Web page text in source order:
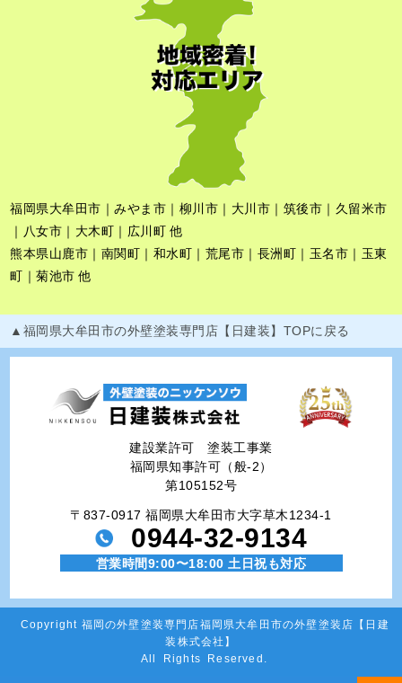
福岡県大牟田市｜みやま市｜柳川市｜大川市｜筑後市｜久留米市
｜八女市｜大木町｜広川町 他
熊本県山鹿市｜南関町｜和水町｜荒尾市｜長洲町｜玉名市｜玉東
町｜菊池市 他
▲福岡県大牟田市の外壁塗装専門店【日建装】TOPに戻る
建設業許可 塗装工事業
福岡県知事許可（般-2）
第105152号
〒837-0917 福岡県大牟田市大字草木1234-1
0944-32-9134
営業時間9:00〜18:00 土日祝も対応
Copyright 福岡の外壁塗装専門店福岡県大牟田市の外壁塗装店【日建
装株式会社】
All Rights Reserved.